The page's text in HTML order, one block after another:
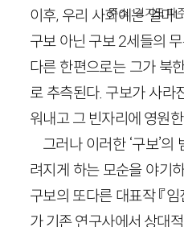
이후, 우리 사회에는 얼마
구보 아닌 구보2세들의
다른 한편으로는 그가 북
로 추측된다. 구보가 사라
워내고 그 빈자리에 영원
그러나 이러한 ‘구보’
려지게 하는 모순을 야기
구보의 또다른 대표작 『임
가 기존 연구사에서 상대
주소 : 경기도 파